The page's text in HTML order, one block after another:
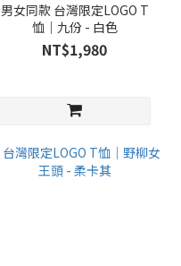
男女同款 台灣限定LOGO T
恤｜九份 - 白色
NT$1,980